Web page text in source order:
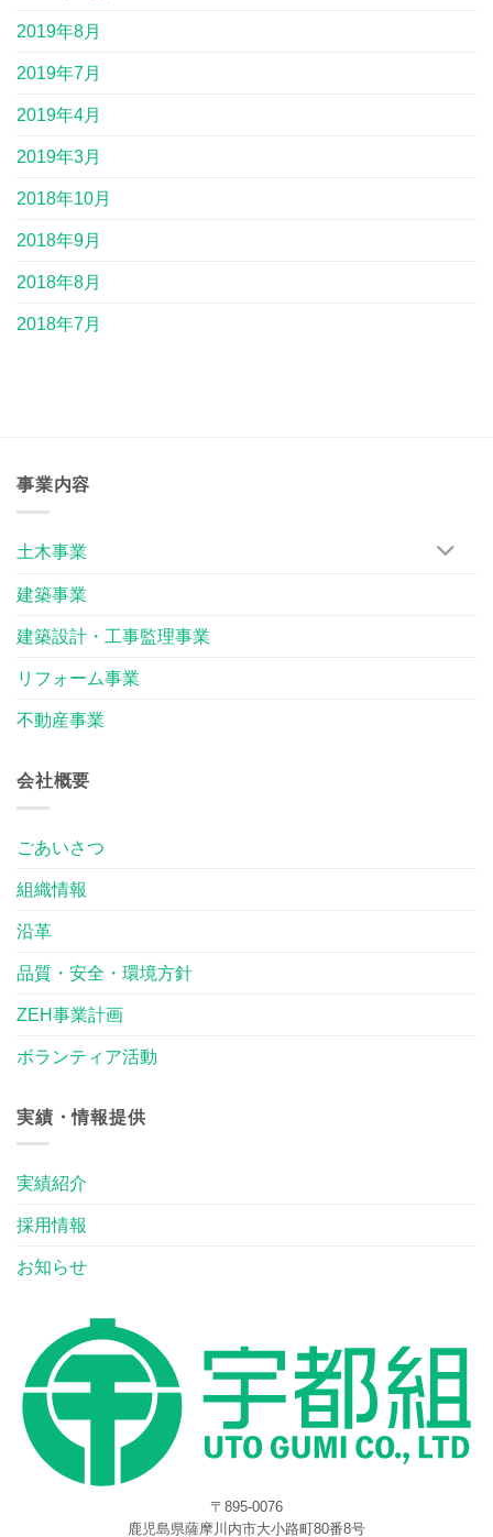
2019年8月
2019年7月
2019年4月
2019年3月
2018年10月
2018年9月
2018年8月
2018年7月
事業内容
土木事業
建築事業
建築設計・工事監理事業
リフォーム事業
不動産事業
会社概要
ごあいさつ
組織情報
沿革
品質・安全・環境方針
ZEH事業計画
ボランティア活動
実績・情報提供
実績紹介
採用情報
お知らせ
〒895-0076
鹿児島県薩摩川内市大小路町80番8号